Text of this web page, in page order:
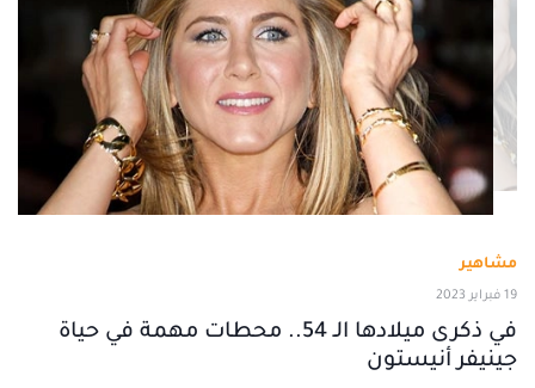
مشاهير
19 فبراير 2023
في ذكرى ميلادها الـ 54.. محطات مهمة في حياة
جينيفر أنيستون